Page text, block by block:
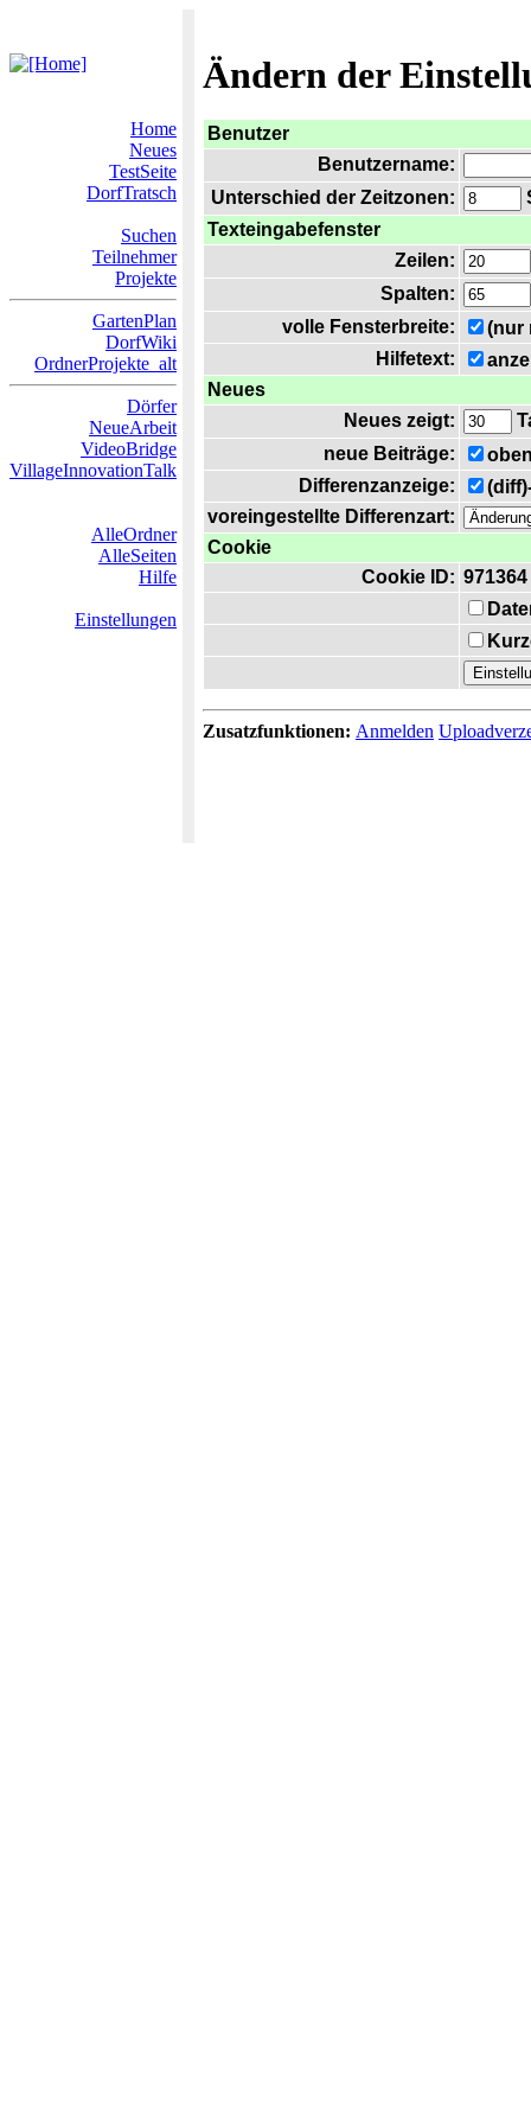
Ändern der
Home
Neues
TestSeite
DorfTratsch
Suchen
Teilnehmer
Projekte
GartenPlan
DorfWiki
OrdnerProjekte_alt
Dörfer
NeueArbeit
VideoBridge
VillageInnovationTalk
AlleOrdner
AlleSeiten
Hilfe
Einstellungen
Benutzer
Benutzername:
Unterschied der Zeitzonen:
Texteingabefenster
Zeilen:
Spalten:
volle Fensterbreite:
(nur
Hilfetext:
Neues
Neues zeigt:
neue Beiträge:
Differenzanzeige:
voreingestellte Differenzart:
Cookie
Cookie ID: 971364
Zusatzfunktionen: Anmelden